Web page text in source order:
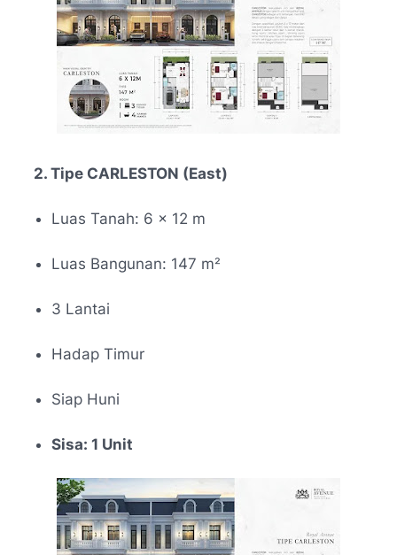
2. Tipe CARLESTON (East)
Luas Tanah: 6 × 12 m
Luas Bangunan: 147 m²
3 Lantai
Hadap Timur
Siap Huni
Sisa: 1 Unit